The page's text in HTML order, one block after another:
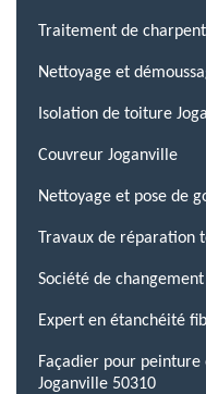
Traitement de
Nettoyage et
Isolation de toiture
Couvreur Joganville
Nettoyage et pose de
Travaux de
Société de
Expert en étanchéité
Façadier pour
Joganville 50310